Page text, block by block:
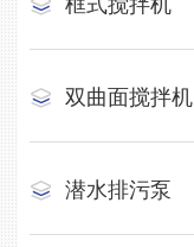
框式搅拌机
双曲面搅拌机
潜水排污泵